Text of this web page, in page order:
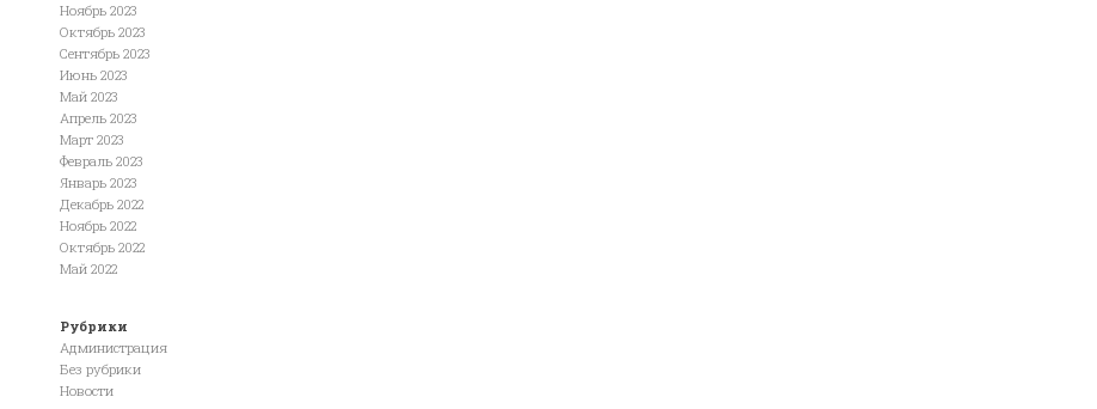
Ноябрь 2023
Октябрь 2023
Сентябрь 2023
Июнь 2023
Май 2023
Апрель 2023
Март 2023
Февраль 2023
Январь 2023
Декабрь 2022
Ноябрь 2022
Октябрь 2022
Май 2022
Рубрики
Администрация
Без рубрики
Новости